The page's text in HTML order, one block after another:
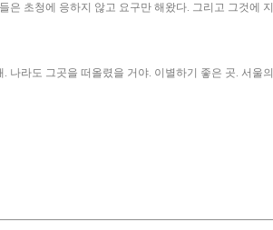
은 초청에 응하지 않고 요구만 해왔다. 그리고 그것에
나라도 그곳을 떠올렸을 거야. 이별하기 좋은 곳. 서울